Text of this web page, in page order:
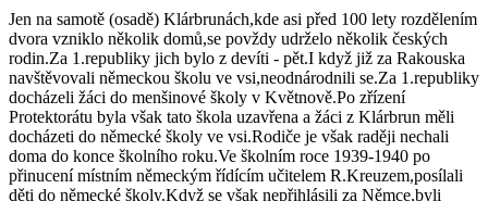
Jen na samotě (osadě) Klárbrunách,kde asi před 100 lety rozdělením
dvora vzniklo několik domů,se povždy udrželo několik českých
rodin.Za 1.republiky jich bylo z devíti - pět.I když již za Rakouska
navštěvovali německou školu ve vsi,neodnárodnili se.Za 1.republiky
docházeli žáci do menšinové školy v Květnově.Po zřízení
Protektorátu byla však tato škola uzavřena a žáci z Klárbrun měli
docházeti do německé školy ve vsi.Rodiče je však raději nechali
doma do konce školního roku.Ve školním roce 1939-1940 po
přinucení místním německým řídícím učitelem R.Kreuzem,posílali
děti do německé školy.Když se však nepřihlásili za Němce,byli